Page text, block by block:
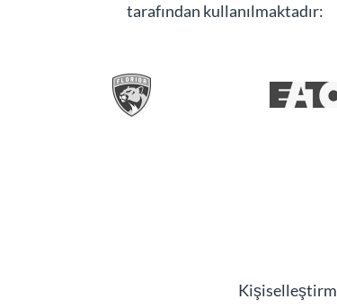
tarafından kullanılmaktadır: